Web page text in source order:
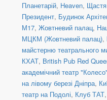
Планетарій, Heaven,
Президент, Будинок
М17, Жовтневий палац,
МЦКМ (Жовтневий палац),
майстерню театрального
КХАТ, British Pub Red
академічний театр "Колесо"
на лівому березі Дніпра,
театр на Подолі, Клуб ТАТ,